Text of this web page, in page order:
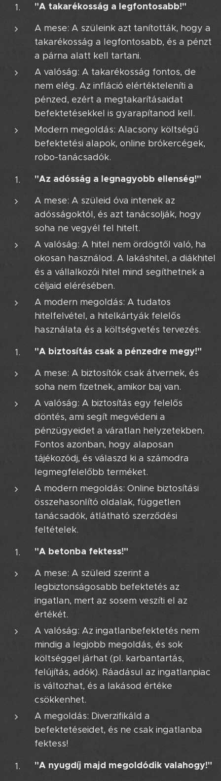
"A takarékosság a legfontosabb!"
A mese: A szüleink azt tanították, hogy a
takarékosság a legfontosabb, és a pénzt
a párna alatt kell tartani.
A valóság: A takarékosság fontos, de
nem elég. Az infláció elértékteleníti a
pénzed, ezért a megtakarításaidat
befektetésekkel is gyarapítanod kell.
Modern megoldás: Alacsony költségű
befektetési alapok, online brókercégek,
robo-tanácsadók.
"Az adósság a legnagyobb ellenség!"
A mese: A szüleid óva intenek az
adósságoktól, és azt tanácsolják, hogy
soha ne vegyél fel hitelt.
A valóság: A hitel nem ördögtől való, ha
okosan használod. A lakáshitel, a diákhitel
és a vállalkozói hitel mind segíthetnek a
céljaid elérésében.
A modern megoldás: A tudatos
hitelfelvétel, a hitelkártyák felelős
használata és a költségvetés tervezés.
"A biztosítás csak a pénzedre megy!"
A mese: A biztosítók csak átvernek, és
soha nem fizetnek, amikor baj van.
A valóság: A biztosítás egy felelős
döntés, ami segít megvédeni a
pénzügyeidet a váratlan helyzetekben.
Fontos azonban, hogy alaposan
tájékozódj, és válaszd ki a számodra
legmegfelelőbb terméket.
A modern megoldás: Online biztosítási
összehasonlító oldalak, független
tanácsadók, átlátható szerződési
feltételek.
"A betonba fektess!"
A mese: A szüleid szerint a
legbiztonságosabb befektetés az
ingatlan, mert az sosem veszíti el az
értékét.
A valóság: Az ingatlanbefektetés nem
mindig a legjobb megoldás, és sok
költséggel járhat (pl. karbantartás,
felújítás, adók). Ráadásul az ingatlanpiac
is változhat, és a lakásod értéke
csökkenhet.
A megoldás: Diverzifikáld a
befektetéseidet, és ne csak ingatlanba
fektess!
"A nyugdíj majd megoldódik valahogy!"